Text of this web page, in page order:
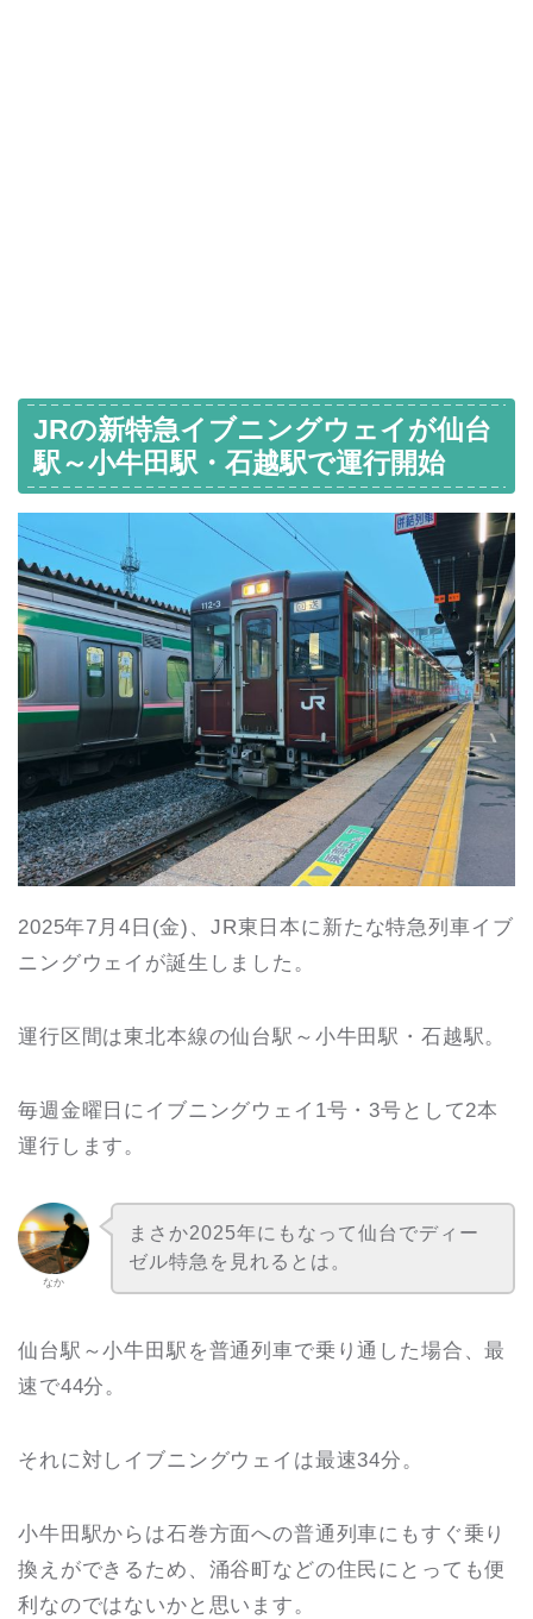
JRの新特急イブニングウェイが仙台
駅～小牛田駅・石越駅で運行開始
2025年7月4日(金)、JR東日本に新たな特急列車イブ
ニングウェイが誕生しました。
運行区間は東北本線の仙台駅～小牛田駅・石越駅。
毎週金曜日にイブニングウェイ1号・3号として2本
運行します。
なか
まさか2025年にもなって仙台でディー
ゼル特急を見れるとは。
仙台駅～小牛田駅を普通列車で乗り通した場合、最
速で44分。
それに対しイブニングウェイは最速34分。
小牛田駅からは石巻方面への普通列車にもすぐ乗り
換えができるため、涌谷町などの住民にとっても便
利なのではないかと思います。